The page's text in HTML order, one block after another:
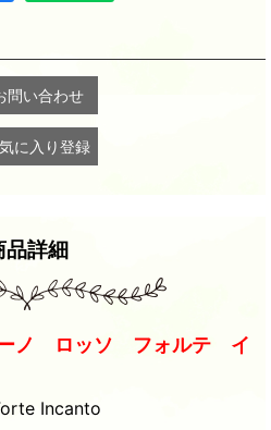
問い合わせ
に入り登録
品詳細
ノ ロッソ フォルテ イ
Incanto